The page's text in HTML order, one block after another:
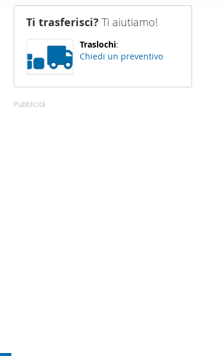
Ti trasferisci? Ti aiutiamo!
Traslochi:
Chiedi un preventivo
Pubblicità